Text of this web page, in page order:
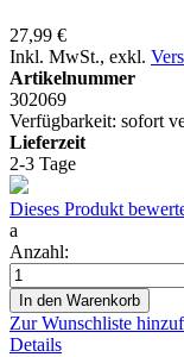
27,99 €
Inkl. MwSt., exkl.
Artikelnummer
302069
Verfügbarkeit: sofort
Lieferzeit
2-3 Tage
Dieses Produkt
a
Anzahl:
In den Warenkorb
Zur Wunschliste
Details